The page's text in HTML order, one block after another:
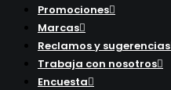
Promociones
Marcas
Reclamos y sugerencias
Trabaja con nosotros
Encuesta